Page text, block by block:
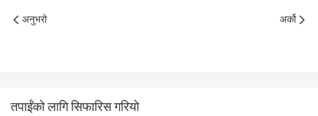
अनुभरो अर्को
तपाईंको लागि सिफारिस गरियो